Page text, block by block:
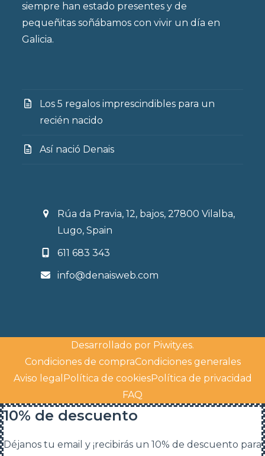
siempre han estado presentes y de
pequeñitas soñábamos con vivir un día en
Galicia.
Los 5 regalos imprescindibles para un
recién nacido
Así nació Denais
Rúa da Pravia, 12, bajos, 27800 Vilalba,
Lugo, Spain
611 683 343
info@denaisweb.com
Desarrollado por Piwity.es.
Condiciones de compraCondiciones generales
Aviso legal Política de cookiesPolítica de privacidad
FAQ
10% de descuento
Déjanos tu email y ¡recibirás un 10% de descuento para